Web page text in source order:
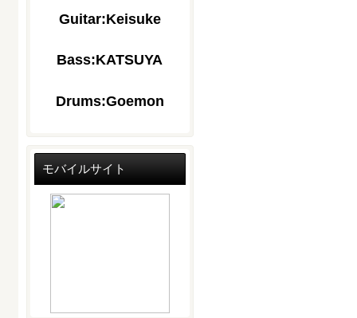
Guitar:Keisuke
Bass:KATSUYA
Drums:Goemon
モバイルサイト